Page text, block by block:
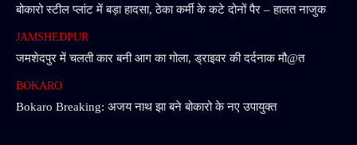
बोकारो स्टील प्लांट में बड़ा हादसा, ठेका कर्मी के कटे दोनों पैर – हालत नाजुक
JAMSHEDPUR
जमशेदपुर में चलती कार बनी आग का गोला, ड्राइवर की दर्दनाक मौ@त
BOKARO
Bokaro Breaking: अजय नाथ झा बने बोकारो के नए उपायुक्त